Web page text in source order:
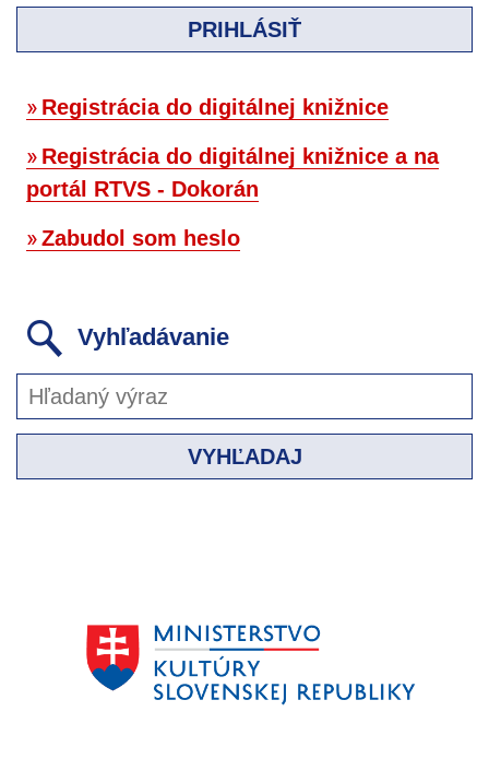
PRIHLÁSIŤ
Registrácia do digitálnej knižnice
Registrácia do digitálnej knižnice a na
portál RTVS - Dokorán
Zabudol som heslo
Vyhľadávanie
VYHĽADAJ